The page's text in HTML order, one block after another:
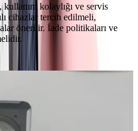
kolaylığı ve servis
cihazlar tercih edilmeli,
önerilir. İade politikaları ve